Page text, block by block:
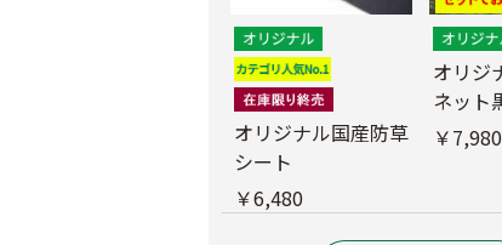
オリジナル国産防草
シート
￥6,480
オリジ
ネッ
￥7,980